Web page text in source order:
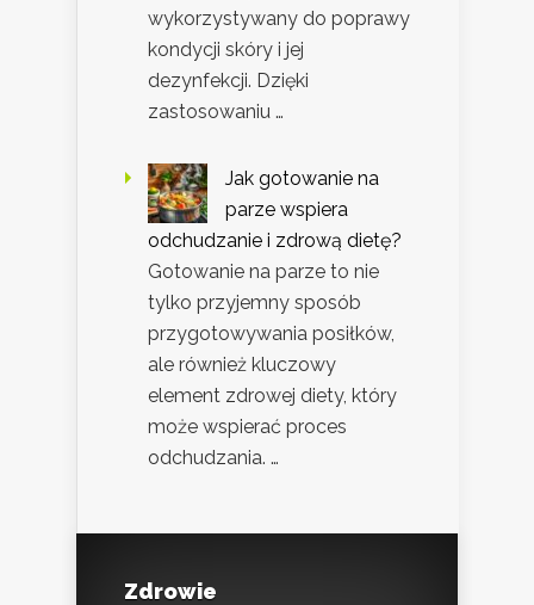
wykorzystywany do poprawy
kondycji skóry i jej
dezynfekcji. Dzięki
zastosowaniu …
Jak gotowanie na
parze wspiera
odchudzanie i zdrową dietę?
Gotowanie na parze to nie
tylko przyjemny sposób
przygotowywania posiłków,
ale również kluczowy
element zdrowej diety, który
może wspierać proces
odchudzania. …
Zdrowie